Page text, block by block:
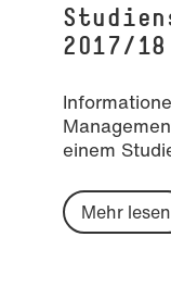
2017/18
einem
Mehr lesen